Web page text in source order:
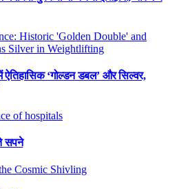
ऐतिहासिक ‘गोल्डन डबल’ और सिल्वर,
सपने